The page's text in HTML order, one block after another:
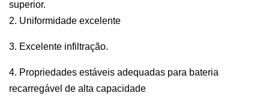
superior.
2. Uniformidade excelente
3. Excelente infiltração.
4. Propriedades estáveis adequadas para bateria
recarregável de alta capacidade